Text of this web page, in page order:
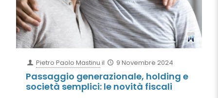
Pietro Paolo Mastinu il 9 Novembre 2024
Passaggio generazionale, holding e
società semplici: le novità fiscali